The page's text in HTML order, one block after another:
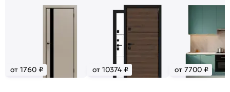
от 1760 ₽ от 10374 ₽ от 7700 ₽